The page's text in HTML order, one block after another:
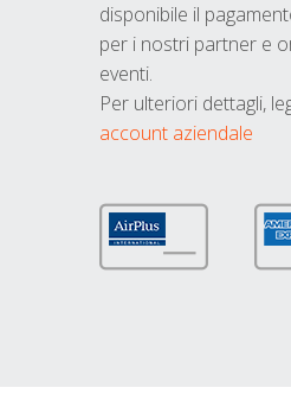
disponibile il
per i nostri partner e
eventi.
Per ulteriori dettagli,
account aziendale